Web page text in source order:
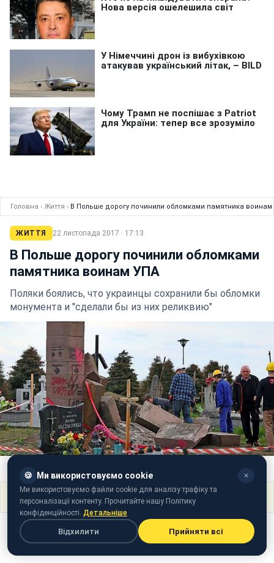
Головна › Життя › В Польше дорогу починили обломками памятника
ЖИТТЯ 22 листопада 2017 · 17:13
В Польше дорогу починили обломками
памятника воинам УПА
Поляки боялись, что украинцы сохранили бы обломки
монумента и "сделали бы из них реликвию"
Поділитися
🍪 Ми використовуємо cookie ✕
Ми використовуємо файли cookie для аналізу трафіку та
персоналізації контенту. Прочитайте нашу Політику
конфіденційності. Детальніше
Відхилити Прийняти всі